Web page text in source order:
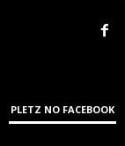
PLETZ NO FACEBOOK